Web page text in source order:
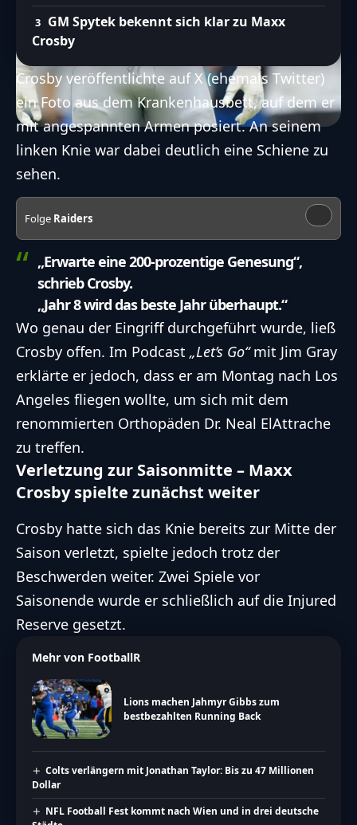
GM Spytek bekennt sich klar zu Maxx
Crosby
Crosby veröffentlichte auf X (ehemals Twitter)
ein Foto aus dem Krankenhausbett, auf dem er
mit angespannten Armen posiert. An seinem
linken Knie war dabei deutlich eine Schiene zu
sehen.
Folge Raiders
„Erwarte eine 200-prozentige Genesung“,
schrieb Crosby.
„Jahr 8 wird das beste Jahr überhaupt.“
Wo genau der Eingriff durchgeführt wurde, ließ
Crosby offen. Im Podcast „Let’s Go“mit Jim Gray
erklärte er jedoch, dass er am Montag nach Los
Angeles fliegen wollte, um sich mit dem
renommierten Orthopäden Dr. Neal ElAttrache
zu treffen.
Verletzung zur Saisonmitte – Maxx
Crosby spielte zunächst weiter
Crosby hatte sich das Knie bereits zur Mitte der
Saison verletzt, spielte jedoch trotz der
Beschwerden weiter. Zwei Spiele vor
Saisonende wurde er schließlich auf die Injured
Reserve gesetzt.
Mehr von FootballR
Lions machen Jahmyr Gibbs zum
bestbezahlten Running Back
Colts verlängern mit Jonathan Taylor: Bis zu 47 Millionen
Dollar
NFL Football Fest kommt nach Wien und in drei deutsche